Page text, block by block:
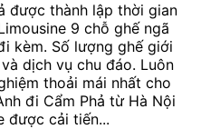
được thành lập thời gian
9 chỗ ghế ngã
kèm. Số lượng ghế giới
dịch vụ chu đáo. Luôn
thoải mái nhất cho
đi Cẩm Phả từ Hà Nội
được cải tiến...